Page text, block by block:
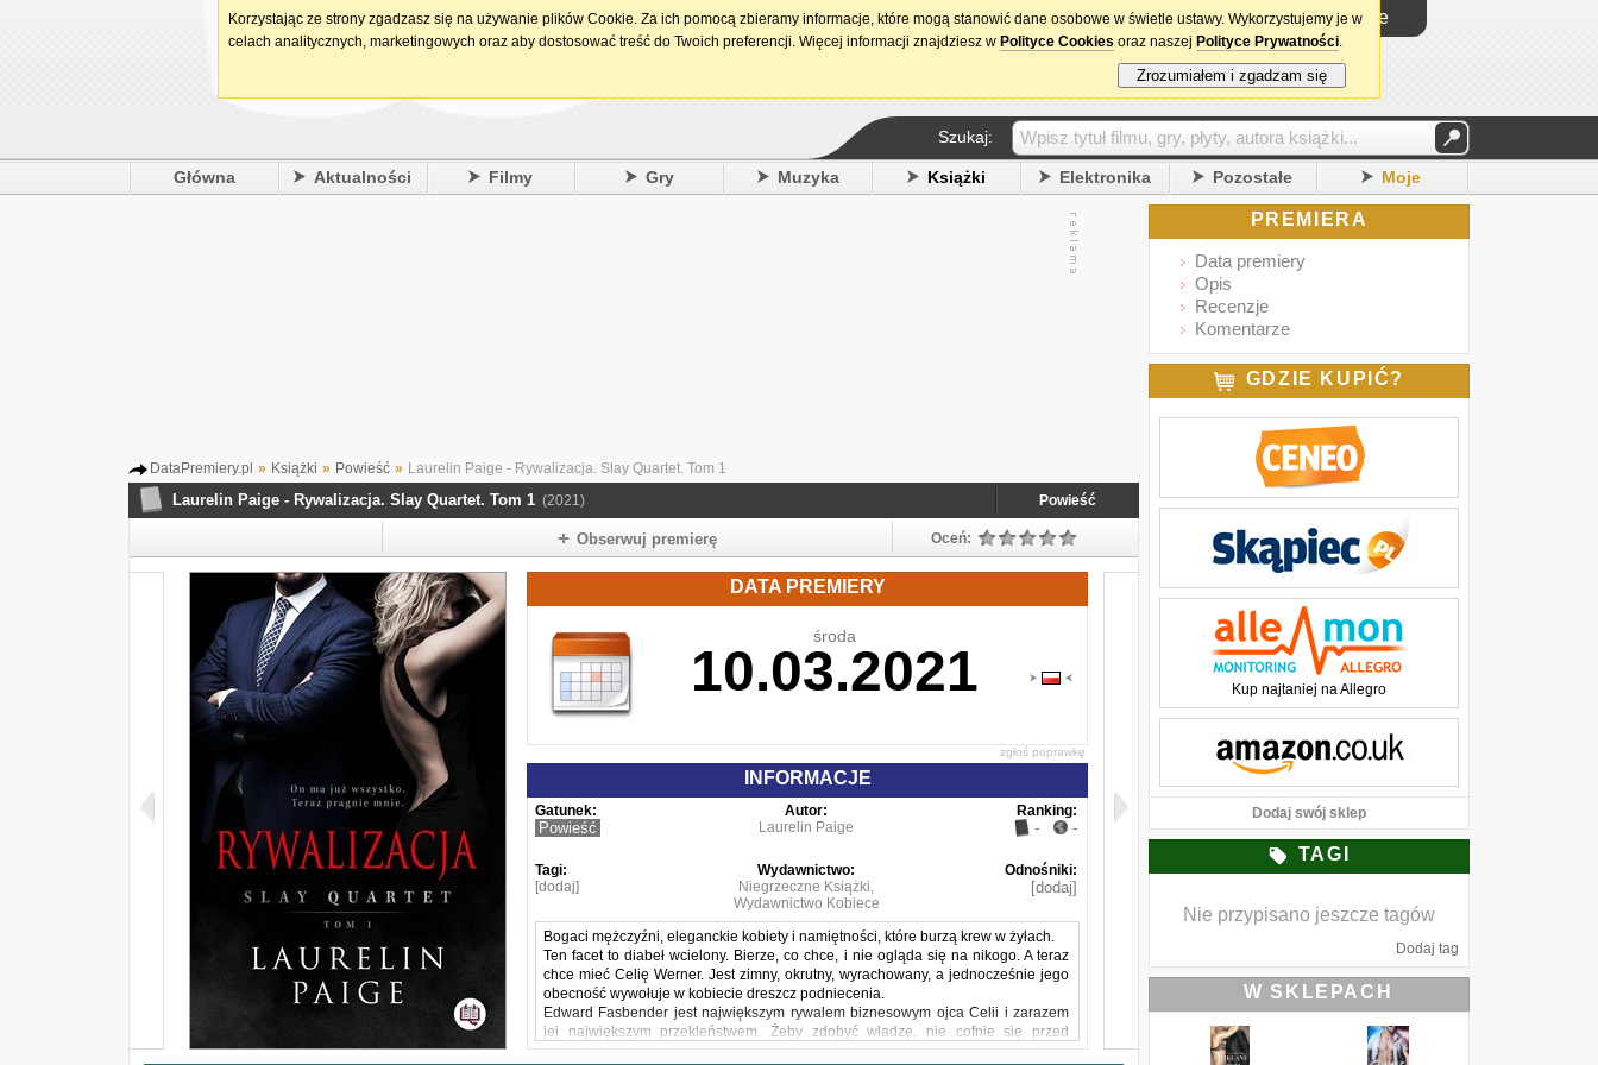
15. urodziny DataPremiery.pl Logowanie
Szukaj:
Główna Aktualności Filmy Gry Muzyka Książki Elektronika Pozostałe Moje
DataPremiery.pl » Książki » Powieść » Laurelin Paige - Rywalizacja. Slay Quartet. Tom 1
Laurelin Paige - Rywalizacja. Slay Quartet. Tom 1 (2021) Powieść
Obserwuj premierę Oceń:
DATA PREMIERY
środa
10.03.2021
zgłoś poprawkę
INFORMACJE
Gatunek:
Powieść
Autor:
Laurelin Paige
Ranking:
- -
Tagi:
[dodaj]
Wydawnictwo:
Niegrzeczne Książki,
Wydawnictwo Kobiece
Odnośniki:
[dodaj]
Bogaci mężczyźni, eleganckie kobiety i namiętności, które burzą krew w żyłach.
Ten facet to diabeł wcielony. Bierze, co chce, i nie ogląda się na nikogo. A teraz
chce mieć Celię Werner. Jest zimny, okrutny, wyrachowany, a jednocześnie jego
obecność wywołuje w kobiecie dreszcz podniecenia.
Edward Fasbender jest największym rywalem biznesowym ojca Celii i zarazem
jej największym przekleństwem. Żeby zdobyć władzę, nie cofnie się przed
niczym. Małżeństwo z Celią jest mu potrzebne jako element transakcji
PREMIERA
Data premiery
Opis
Recenzje
Komentarze
GDZIE KUPIĆ?
Kup najtaniej na Allegro
Dodaj swój sklep
TAGI
Nie przypisano jeszcze tagów
Dodaj tag
W SKLEPACH
Korzystając ze strony zgadzasz się na używanie plików Cookie. Za ich pomocą zbieramy informacje, które mogą stanowić dane osobowe w świetle ustawy. Wykorzystujemy je w
celach analitycznych, marketingowych oraz aby dostosować treść do Twoich preferencji. Więcej informacji znajdziesz w Polityce Cookies oraz naszej Polityce Prywatności.
Zrozumiałem i zgadzam się